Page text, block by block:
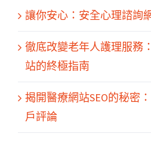
讓你安心：安全心理諮詢
徹底改變老年人護理服務
站的終極指南
揭開醫療網站SEO的秘密
戶評論